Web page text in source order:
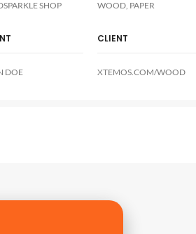
SHOP WOOD, PAPER
CLIENT
DOE XTEMOS.COM/WOOD